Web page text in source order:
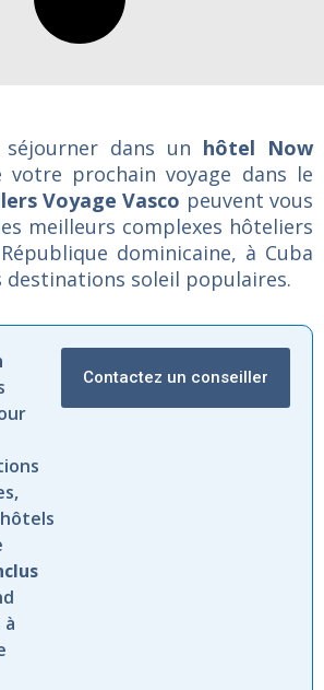
dans un hôtel Now
votre prochain voyage dans le
Voyage Vasco peuvent vous
meilleurs complexes hôteliers
dominicaine, à Cuba
destinations soleil populaires.
hôtels
à
Contactez un conseiller